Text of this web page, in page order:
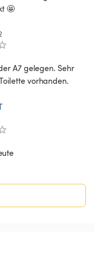
🤩
A7 gelegen. Sehr
vorhanden.